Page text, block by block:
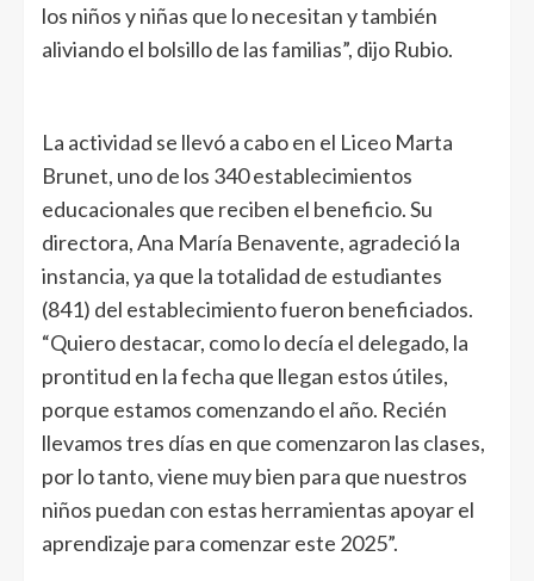
los niños y niñas que lo necesitan y también
aliviando el bolsillo de las familias”, dijo Rubio.
La actividad se llevó a cabo en el Liceo Marta
Brunet, uno de los 340 establecimientos
educacionales que reciben el beneficio. Su
directora, Ana María Benavente, agradeció la
instancia, ya que la totalidad de estudiantes
(841) del establecimiento fueron beneficiados.
“Quiero destacar, como lo decía el delegado, la
prontitud en la fecha que llegan estos útiles,
porque estamos comenzando el año. Recién
llevamos tres días en que comenzaron las clases,
por lo tanto, viene muy bien para que nuestros
niños puedan con estas herramientas apoyar el
aprendizaje para comenzar este 2025”.